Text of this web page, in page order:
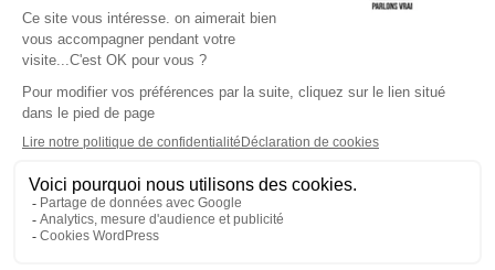
L'application Iphone / Android
Téléchargez l'application
Les cookies
Gestion des cookies
Crédit photos : ©Sud Radio / Pierre Olivier